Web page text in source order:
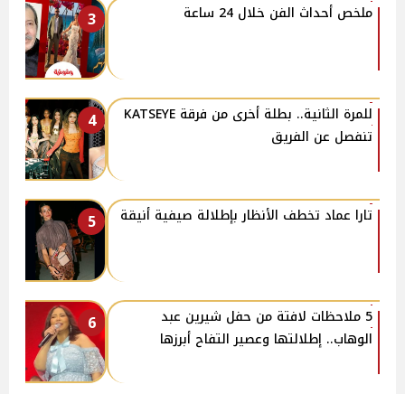
3 ملخص أحداث الفن خلال 24 ساعة
4
للمرة الثانية.. بطلة أخرى من فرقة KATSEYE
تنفصل عن الفريق
5 تارا عماد تخطف الأنظار بإطلالة صيفية أنيقة
6
5 ملاحظات لافتة من حفل شيرين عبد
الوهاب.. إطلالتها وعصير التفاح أبرزها